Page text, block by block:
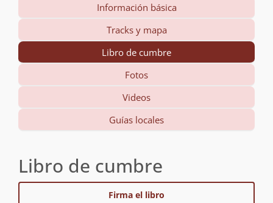
Información básica
Tracks y mapa
Libro de cumbre
Fotos
Videos
Guías locales
Libro de cumbre
Firma el libro